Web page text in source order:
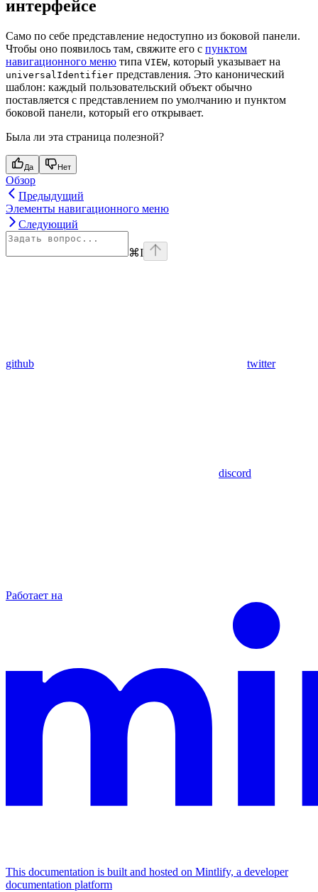
интерфейсе
Само по себе представление недоступно из боковой панели.
Чтобы оно появилось там, свяжите его с пунктом
навигационного меню типа VIEW, который указывает на
universalIdentifier представления. Это канонический
шаблон: каждый пользовательский объект обычно
поставляется с представлением по умолчанию и пунктом
боковой панели, который его открывает.
Была ли эта страница полезной?
Да Нет
Обзор
Предыдущий
Элементы навигационного меню
Следующий
⌘I
github twitter
discord
Работает на
This documentation is built and hosted on Mintlify, a developer
documentation platform